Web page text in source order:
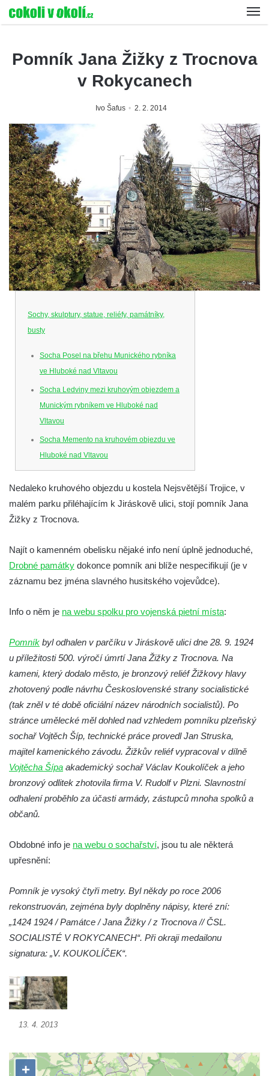
Pomník Jana Žižky z Trocnova
v Rokycanech
Ivo Šafus 2. 2. 2014
Sochy, skulptury, statue, reliéfy, památníky,
busty
Socha Posel na břehu Munického rybníka
ve Hluboké nad Vltavou
Socha Ledviny mezi kruhovým objezdem a
Munickým rybníkem ve Hluboké nad
Vltavou
Socha Memento na kruhovém objezdu ve
Hluboké nad Vltavou
Socha Smilodon v ZOO Hluboká
Socha Veledaněk v ZOO Hluboká
Socha Plejtvák obrovský v ZOO Hluboká
Socha Medvěd jeskynní v ZOO Hluboká
Socha Mamutí lebka v ZOO Hluboká
Socha Vydry si hrají v ZOO Hluboká
Socha Přátelství v ZOO Hluboká
Socha Matka příroda v ZOO Hluboká
Socha Kudlanka v ZOO Hluboká
Socha Vlčice s mládětem v ZOO Hluboká
Socha Rys číhající na srnu v ZOO Hluboká
Socha Orlice v ZOO Hluboká
Socha Tygr v ZOO Hluboká
Socha Včela v ZOO Hluboká
Socha Housenka v ZOO Hluboká
Socha Rosomák v ZOO Hluboká
Socha Beruška v ZOO Hluboká
Socha Vážka v ZOO Hluboká
Socha Volavka v ZOO Hluboká
Flamingo trůn v ZOO Hluboká
Lavička Kůň Převalského v ZOO Hluboká
Socha Roháč v ZOO Hluboká
Socha Mystik v ZOO Hluboká
Nedaleko kruhového objezdu u kostela Nejsvětější Trojice, v
malém parku přiléhajícím k Jiráskově ulici, stojí pomník Jana
Žižky z Trocnova.
Najít o kamenném obelisku nějaké info není úplně jednoduché,
Drobné památky dokonce pomník ani blíže nespecifikují (je v
záznamu bez jména slavného husitského vojevůdce).
Info o něm je na webu spolku pro vojenská pietní místa:
Pomník byl odhalen v parčíku v Jiráskově ulici dne 28. 9. 1924
u příležitosti 500. výročí úmrtí Jana Žižky z Trocnova. Na
kameni, který dodalo město, je bronzový reliéf Žižkovy hlavy
zhotovený podle návrhu Československé strany socialistické
(tak zněl v té době oficiální název národních socialistů). Po
stránce umělecké měl dohled nad vzhledem pomníku plzeňský
sochař Vojtěch Šíp, technické práce provedl Jan Struska,
majitel kamenického závodu. Žižkův reliéf vypracoval v dílně
Vojtěcha Šípa akademický sochař Václav Koukolíček a jeho
bronzový odlitek zhotovila firma V. Rudolf v Plzni. Slavnostní
odhalení proběhlo za účasti armády, zástupců mnoha spolků a
občanů.
Obdobné info je na webu o sochařství, jsou tu ale některá
upřesnění:
Pomník je vysoký čtyři metry. Byl někdy po roce 2006
rekonstruován, zejména byly doplněny nápisy, které zní:
„1424 1924 / Památce / Jana Žižky / z Trocnova // ČSL.
SOCIALISTÉ V ROKYCANECH“. Při okraji medailonu
signatura: „V. KOUKOLÍČEK“.
13. 4. 2013